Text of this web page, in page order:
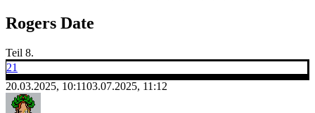
Rogers Date
Teil 8.
21
20.03.2025, 10:1103.07.2025, 11:12